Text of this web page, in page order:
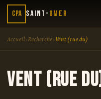
CPA Saint- Omer
Accueil›Recherche›Vent (rue du)
Vent (rue